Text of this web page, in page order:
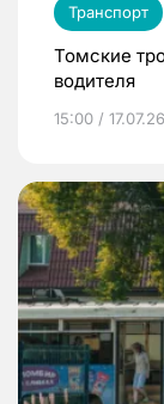
Транспорт
Томские
водителя
15:00 / 17.07.26